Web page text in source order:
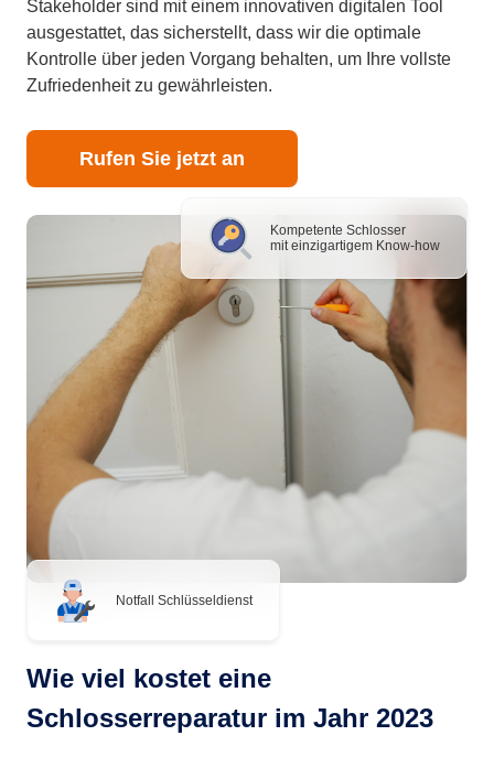
Kompetente Schlosser
mit einzigartigem Know-how
Notfall Schlüsseldienst
Stakeholder sind mit einem innovativen digitalen Tool
ausgestattet, das sicherstellt, dass wir die optimale
Kontrolle über jeden Vorgang behalten, um Ihre vollste
Zufriedenheit zu gewährleisten.
Rufen Sie jetzt an
Wie viel kostet eine
Schlosserreparatur im Jahr 2023